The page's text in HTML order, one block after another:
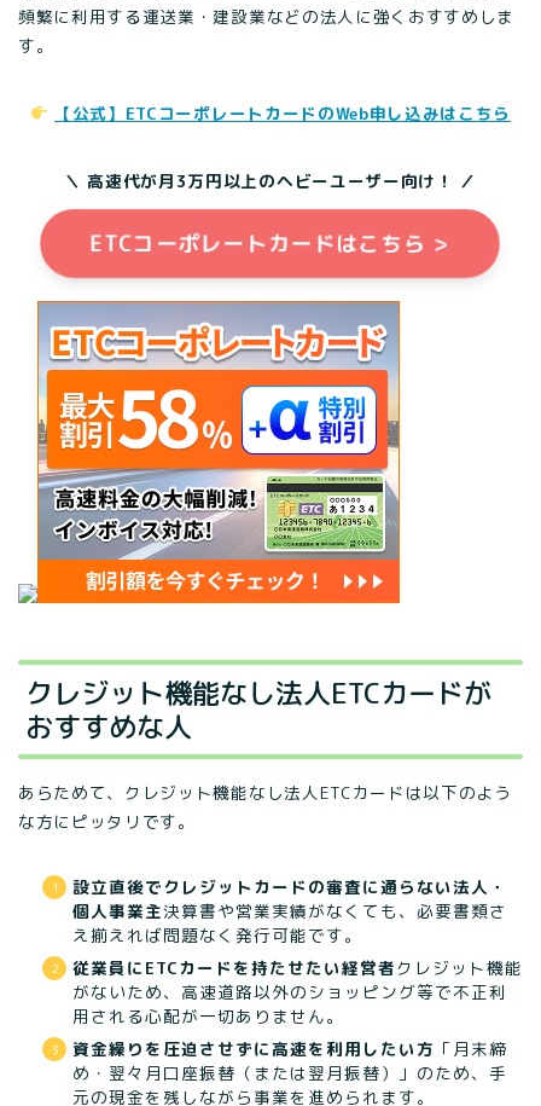
頻繁に利用する運送業・建設業などの法人に強くおすすめしま
す。
【公式】ETCコーポレートカードのWeb申し込みはこちら
＼ 高速代が月3万円以上のヘビーユーザー向け！ ／
ETCコーポレートカードはこちら >
クレジット機能なし法人ETCカードが
おすすめな人
あらためて、クレジット機能なし法人ETCカードは以下のよう
な方にピッタリです。
設立直後でクレジットカードの審査に通らない法人・
個人事業主決算書や営業実績がなくても、必要書類さ
え揃えれば問題なく発行可能です。
従業員にETCカードを持たせたい経営者クレジット機能
がないため、高速道路以外のショッピング等で不正利
用される心配が一切ありません。
資金繰りを圧迫させずに高速を利用したい方 「月末締
め・翌々月口座振替（または翌月振替）」のため、手
元の現金を残しながら事業を進められます。